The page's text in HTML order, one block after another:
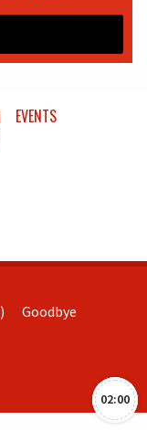
02:00
EVENTS
Goodbye